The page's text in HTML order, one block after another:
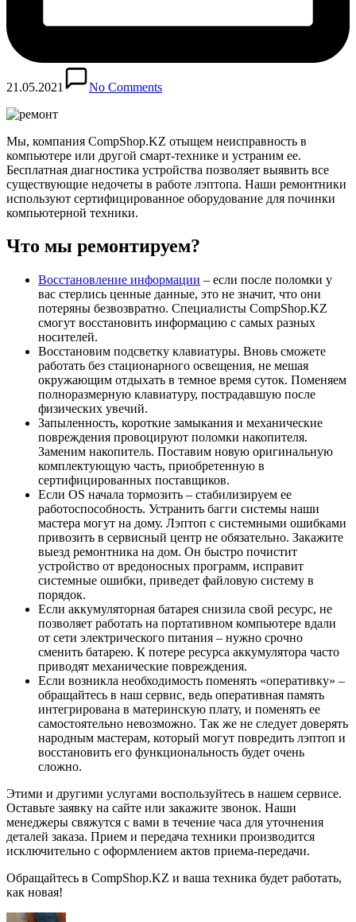
21.05.2021 No Comments
Мы, компания CompShop.KZ отыщем неисправность в
компьютере или другой смарт-технике и устраним ее.
Бесплатная диагностика устройства позволяет выявить все
существующие недочеты в работе лэптопа. Наши ремонтники
используют сертифицированное оборудование для починки
компьютерной техники.
Что мы ремонтируем?
Восстановление информации – если после поломки у
вас стерлись ценные данные, это не значит, что они
потеряны безвозвратно. Специалисты CompShop.KZ
смогут восстановить информацию с самых разных
носителей.
Восстановим подсветку клавиатуры. Вновь сможете
работать без стационарного освещения, не мешая
окружающим отдыхать в темное время суток. Поменяем
полноразмерную клавиатуру, пострадавшую после
физических увечий.
Запыленность, короткие замыкания и механические
повреждения провоцируют поломки накопителя.
Заменим накопитель. Поставим новую оригинальную
комплектующую часть, приобретенную в
сертифицированных поставщиков.
Если OS начала тормозить – стабилизируем ее
работоспособность. Устранить багги системы наши
мастера могут на дому. Лэптоп с системными ошибками
привозить в сервисный центр не обязательно. Закажите
выезд ремонтника на дом. Он быстро почистит
устройство от вредоносных программ, исправит
системные ошибки, приведет файловую систему в
порядок.
Если аккумуляторная батарея снизила свой ресурс, не
позволяет работать на портативном компьютере вдали
от сети электрического питания – нужно срочно
сменить батарею. К потере ресурса аккумулятора часто
приводят механические повреждения.
Если возникла необходимость поменять «оперативку» –
обращайтесь в наш сервис, ведь оперативная память
интегрирована в материнскую плату, и поменять ее
самостоятельно невозможно. Так же не следует доверять
народным мастерам, который могут повредить лэптоп и
восстановить его функциональность будет очень
сложно.
Этими и другими услугами воспользуйтесь в нашем сервисе.
Оставьте заявку на сайте или закажите звонок. Наши
менеджеры свяжутся с вами в течение часа для уточнения
деталей заказа. Прием и передача техники производится
исключительно с оформлением актов приема-передачи.
Обращайтесь в CompShop.KZ и ваша техника будет работать,
как новая!